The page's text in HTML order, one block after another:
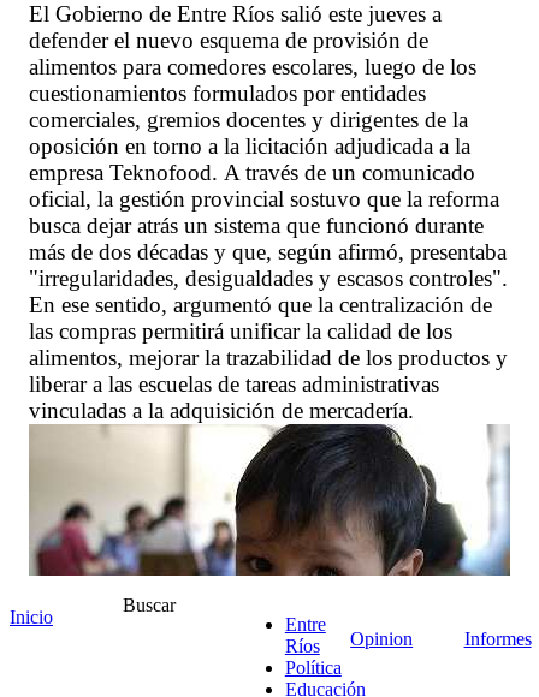
El Gobierno de Entre Ríos salió este jueves a
defender el nuevo esquema de provisión de
alimentos para comedores escolares, luego de los
cuestionamientos formulados por entidades
comerciales, gremios docentes y dirigentes de la
oposición en torno a la licitación adjudicada a la
empresa Teknofood. A través de un comunicado
oficial, la gestión provincial sostuvo que la reforma
busca dejar atrás un sistema que funcionó durante
más de dos décadas y que, según afirmó, presentaba
"irregularidades, desigualdades y escasos controles".
En ese sentido, argumentó que la centralización de
las compras permitirá unificar la calidad de los
alimentos, mejorar la trazabilidad de los productos y
liberar a las escuelas de tareas administrativas
vinculadas a la adquisición de mercadería.
Inicio
Buscar
Entre
Ríos
Política
Educación
Opinion Informes